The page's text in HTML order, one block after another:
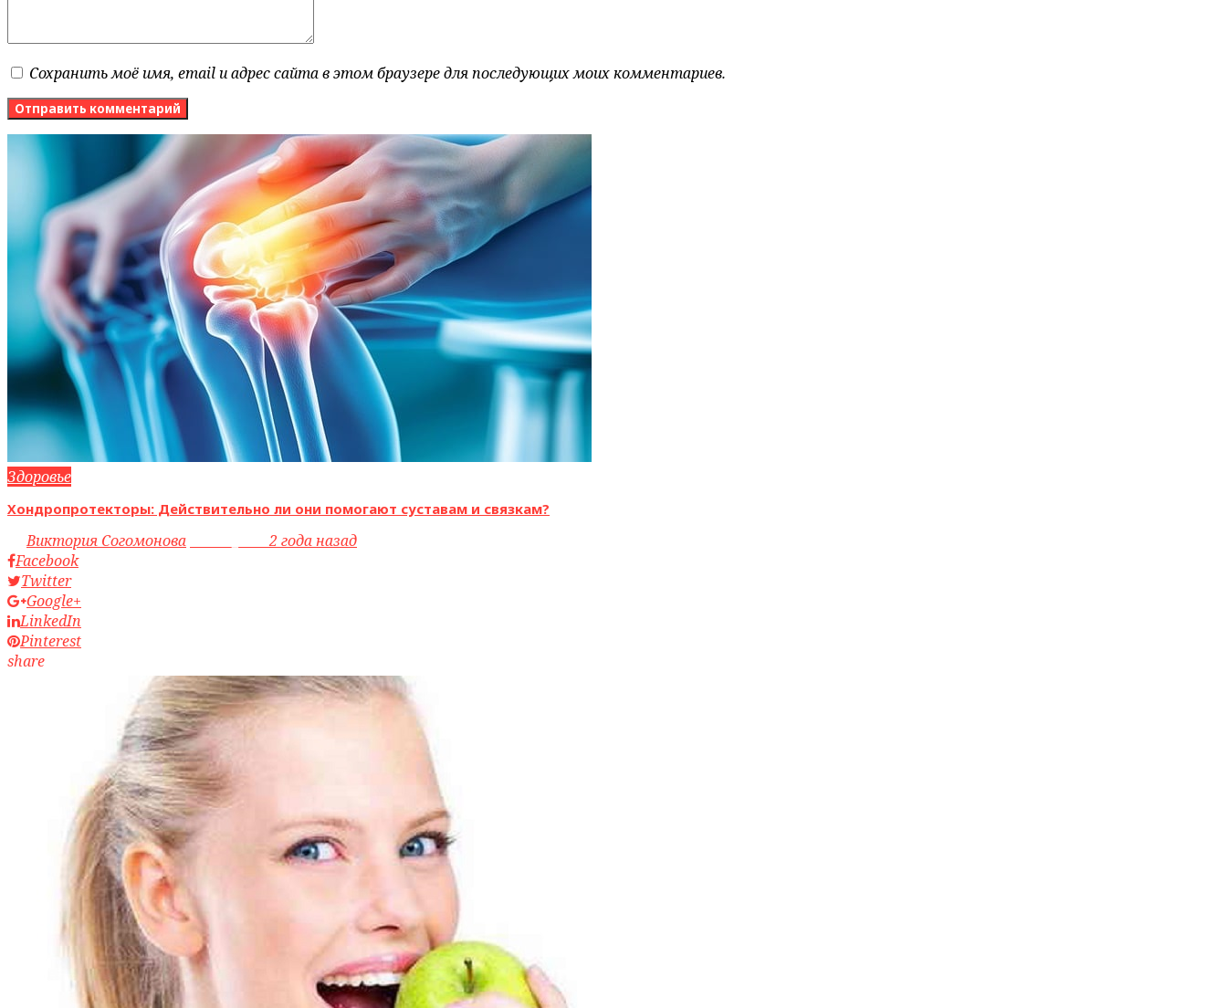
Сохранить моё имя, email и адрес сайта в этом браузере для последующих моих комментариев.
Здоровье
Хондропротекторы: Действительно ли они помогают суставам и связкам?
byВиктория Согомонова access_time2 года назад
Facebook
Twitter
Google+
LinkedIn
Pinterest
share